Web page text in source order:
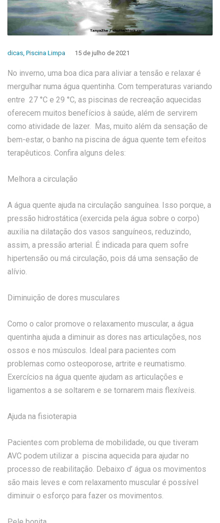
dicas, Piscina Limpa 15 de julho de 2021
No inverno, uma boa dica para aliviar a tensão e relaxar é
mergulhar numa água quentinha. Com temperaturas variando
entre 27 °C e 29 °C, as piscinas de recreação aquecidas
oferecem muitos benefícios à saúde, além de servirem
como atividade de lazer. Mas, muito além da sensação de
bem-estar, o banho na piscina de água quente tem efeitos
terapêuticos. Confira alguns deles:
Melhora a circulação
A água quente ajuda na circulação sanguínea. Isso porque, a
pressão hidrostática (exercida pela água sobre o corpo)
auxilia na dilatação dos vasos sanguíneos, reduzindo,
assim, a pressão arterial. É indicada para quem sofre
hipertensão ou má circulação, pois dá uma sensação de
alívio.
Diminuição de dores musculares
Como o calor promove o relaxamento muscular, a água
quentinha ajuda a diminuir as dores nas articulações, nos
ossos e nos músculos. Ideal para pacientes com
problemas como osteoporose, artrite e reumatismo.
Exercícios na água quente ajudam as articulações e
ligamentos a se soltarem e se tornarem mais flexíveis.
Ajuda na fisioterapia
Pacientes com problema de mobilidade, ou que tiveram
AVC podem utilizar a piscina aquecida para ajudar no
processo de reabilitação. Debaixo d’ água os movimentos
são mais leves e com relaxamento muscular é possível
diminuir o esforço para fazer os movimentos.